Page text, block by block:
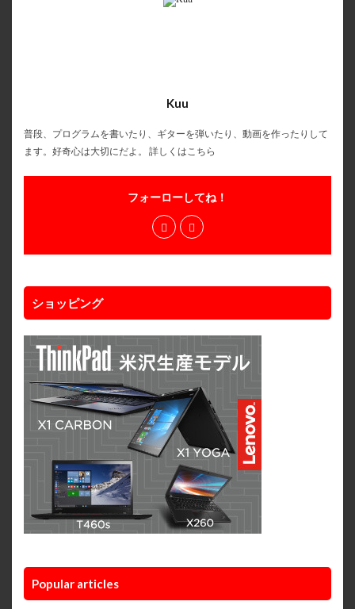
Kuu
普段、プログラムを書いたり、ギターを弾いたり、動画を作ったりして
ます。好奇心は大切にだよ。 詳しくはこちら
フォーローしてね！
ショッピング
Popular articles